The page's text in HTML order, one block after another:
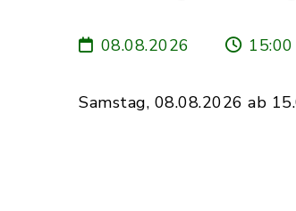
08.08.2026
Samstag, 08.08.2026 ab